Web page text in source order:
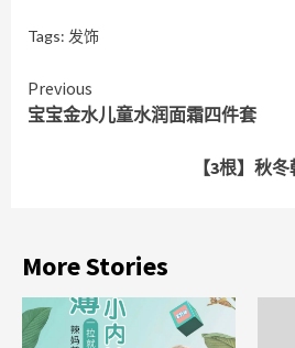
Tags: 发饰
Continue
Reading
Previous
宝宝金水儿童水润面霜四件套
【3根】秋
More Stories